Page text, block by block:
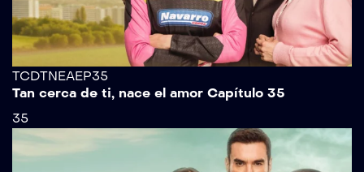
TCDTNEAEP35
Tan cerca de ti, nace el amor Capítulo 35
35